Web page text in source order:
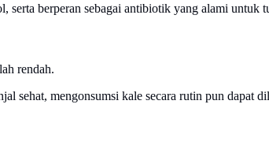
serta berperan sebagai antibiotik yang alami untuk
rendah.
mengonsumsi kale secara rutin pun dapat